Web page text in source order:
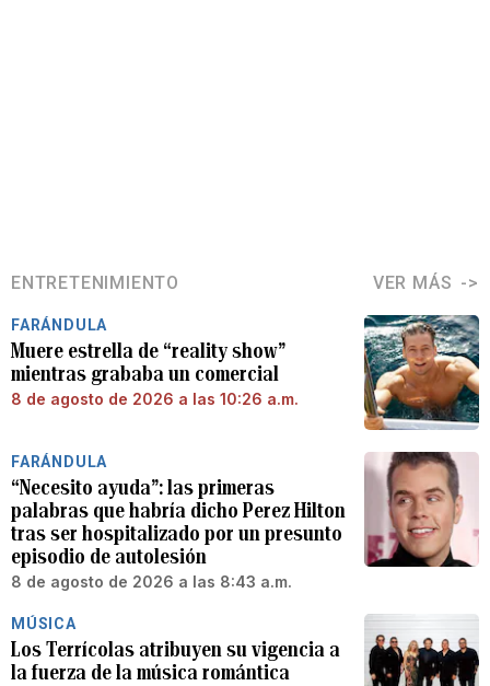
ENTRETENIMIENTO VER MÁS
FARÁNDULA
Muere estrella de “reality show”
mientras grababa un comercial
8 de agosto de 2026 a las 10:26 a.m.
FARÁNDULA
“Necesito ayuda”: las primeras
palabras que habría dicho Perez Hilton
tras ser hospitalizado por un presunto
episodio de autolesión
8 de agosto de 2026 a las 8:43 a.m.
MÚSICA
Los Terrícolas atribuyen su vigencia a
la fuerza de la música romántica